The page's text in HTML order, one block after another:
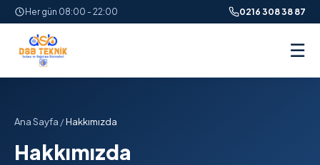
Her gün 08:00 - 22:00 0216 308 38 87
☰
Ana Sayfa /Hakkımızda
Hakkımızda